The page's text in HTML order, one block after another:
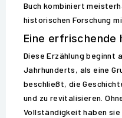
Buch kombiniert
historischen Forschung
Eine erfrischende
Diese Erzählung beginnt
Jahrhunderts, als eine
beschließt, die
und zu revitalisieren.
Vollständigkeit haben